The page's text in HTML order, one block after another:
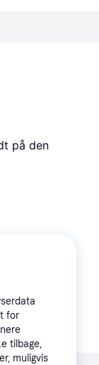
på den
for
tilbage,
muligvis